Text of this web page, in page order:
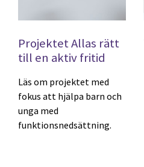
Projektet Allas rätt
till en aktiv fritid
Läs om projektet med
fokus att hjälpa barn och
unga med
funktionsnedsättning.